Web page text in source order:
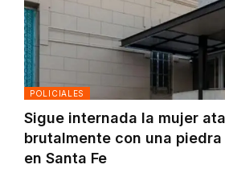
POLICIALES
Sigue internada la mujer
brutalmente con una
en Santa Fe